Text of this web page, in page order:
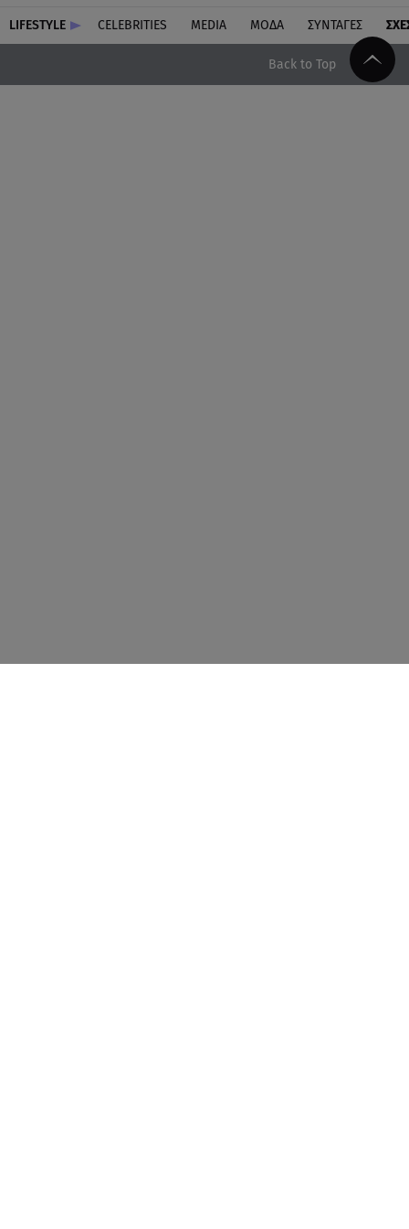
LIFESTYLE CELEBRITIES MEDIA ΜΟΔΑ ΣΥΝΤΑΓΕΣ
Back to Top